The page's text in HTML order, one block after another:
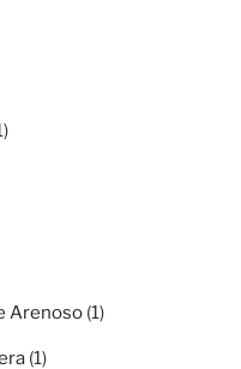
Arenoso (1)
(1)